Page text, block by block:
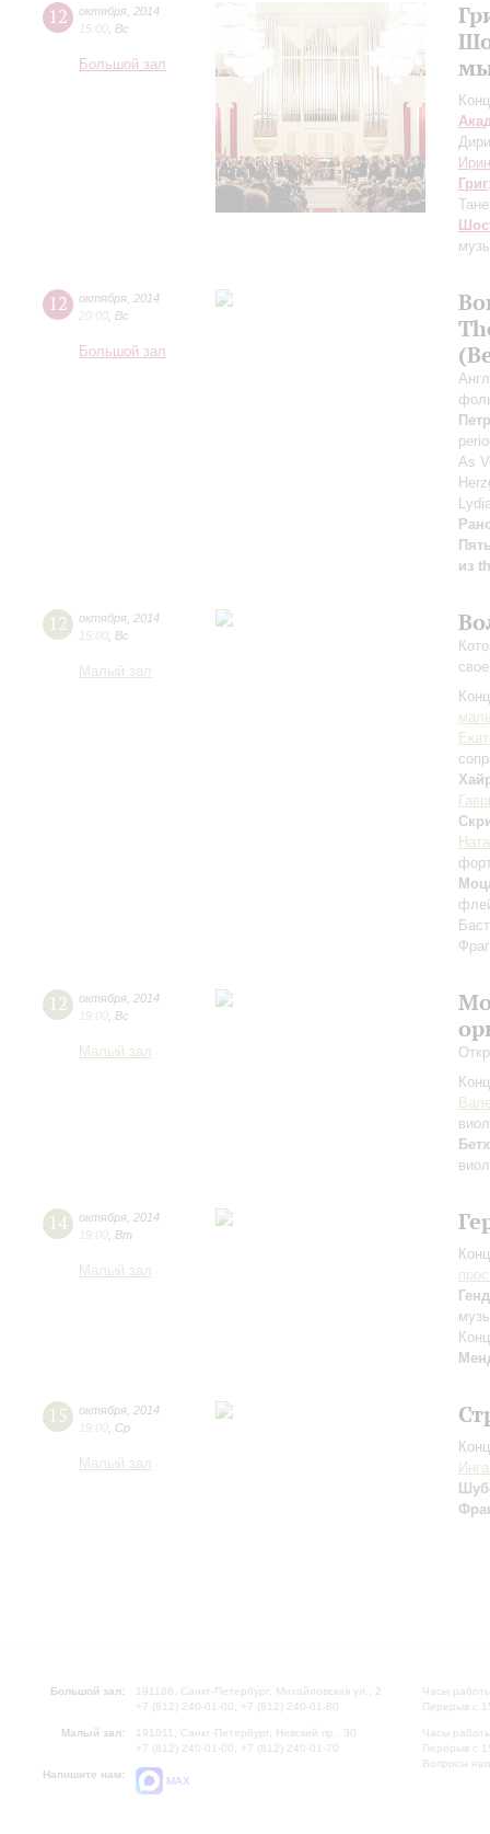
12 октября 2014
15:00 Вс
Большой зал
Григ
12 октября 2014
20:00 Вс
Большой зал
As
из
12 октября 2014
15:00 Вс
Малый зал
12 октября 2014
19:00 Вс
Малый зал
14 октября 2014
19:00 Вт
Малый зал
15 октября 2014
19:00 Ср
Малый зал
Большой зал:
191186, Санкт-Петербург, Михайловская ул., 2
+7 (812) 240-01-00, +7 (812) 240-01-80
Малый зал:
191011, Санкт-Петербург, Невский пр., 30
+7 (812) 240-01-00, +7 (812) 240-01-70
Напишите нам:
MAX
Часы
Перерыв с
Часы
Перерыв с
Вопросы